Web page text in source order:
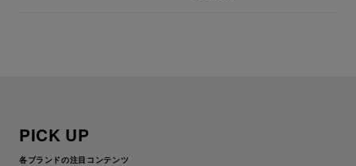
PICK UP
各ブランドの注目コンテンツ